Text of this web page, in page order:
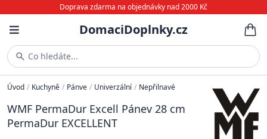
Doprava zdarma na objednávky nad 2000 Kč
DomaciDoplnky.cz
Co hledáte...
Úvod / Kuchyně / Pánve / Univerzální / Nepřilnavé
WMF PermaDur Excell Pánev 28 cm
PermaDur EXCELLENT